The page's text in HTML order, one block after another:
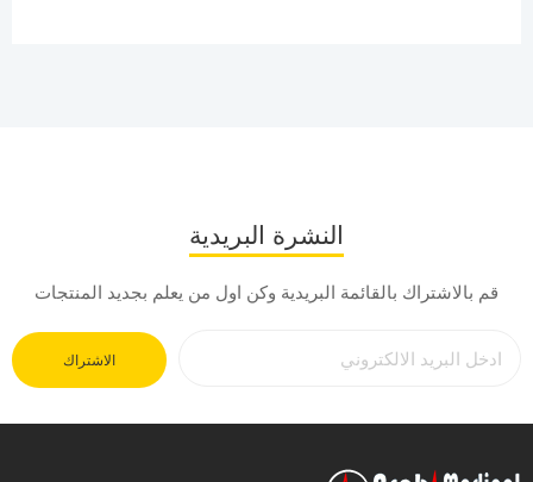
النشرة البريدية
قم بالاشتراك بالقائمة البريدية وكن اول من يعلم بجديد المنتجات
الاشتراك